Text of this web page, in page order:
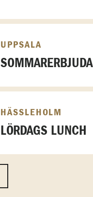
UPPSALA
HÄSSLEHOLM
LÖRDAGS LUNCH